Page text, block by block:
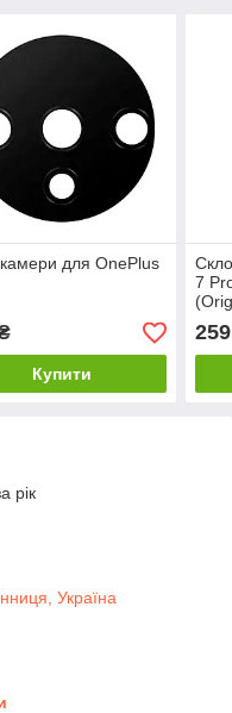
для OnePlus
Купити
7
259
рік
Україна